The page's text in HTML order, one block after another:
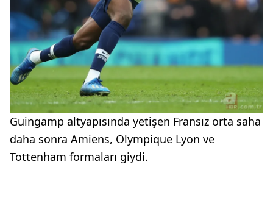
Guingamp altyapısında yetişen Fransız orta saha
daha sonra Amiens, Olympique Lyon ve
Tottenham formaları giydi.